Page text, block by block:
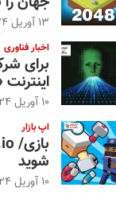
13 آوریل 2024
اخبار فناوری
برای
10 آوریل 2024
اپ بازار
شوید
10 آوریل 2024